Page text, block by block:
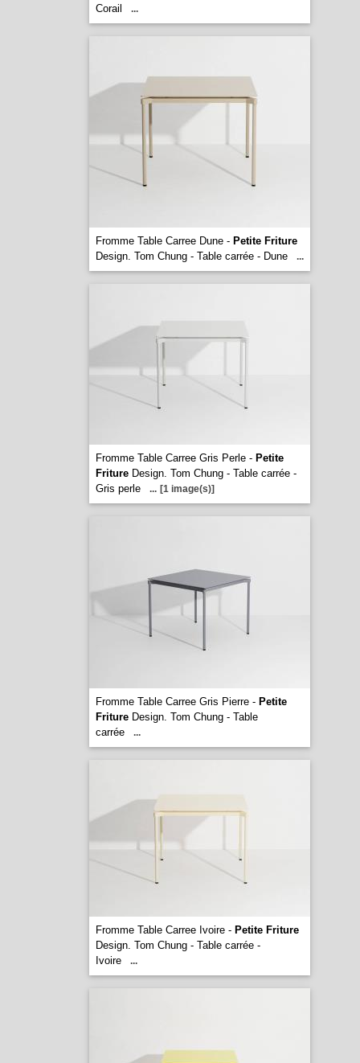
Corail
...
Fromme Table Carree Dune - Petite Friture
Design. Tom Chung - Table carrée - Dune
...
Fromme Table Carree Gris Perle - Petite
FritureDesign. Tom Chung - Table carrée -
Gris perle
... [1 image(s)]
Fromme Table Carree Gris Pierre - Petite
FritureDesign. Tom Chung - Table
carrée
...
Fromme Table Carree Ivoire - Petite Friture
Design. Tom Chung - Table carrée -
Ivoire
...